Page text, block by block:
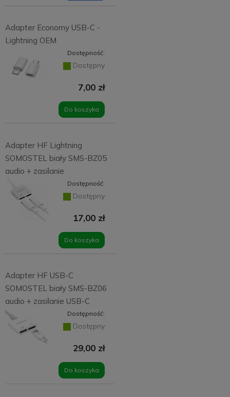
Adapter Economy USB-C -
Lightning OEM
Dostępność:
Dostępny
7,00 zł
Do koszyka
Adapter HF Lightning
SOMOSTEL biały SMS-BZ05
audio + zasilanie
Dostępność:
Dostępny
17,00 zł
Do koszyka
Adapter HF USB-C
SOMOSTEL biały SMS-BZ06
audio + zasilanie USB-C
Dostępność:
Dostępny
29,00 zł
Do koszyka